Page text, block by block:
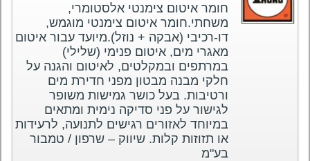
חומר איטום צימנטי אלסטומרי,
משחתי.חומר איטום צימנטי מוגמש,
דו-רכיבי (אבקה + נוזל).מיועד עבור איטום
מאגרי מים, איטום פנימי (שלילי)
במרתפים ובמקלטים, לאיטום והגנה על
חלקי מבנה מבטון מפני חדירת מים
ורטיבות. בעל כושר גמישות משופר
לגישור על פני סדיקה נימית ומתאים
במיוחד לאזורים רגישים לתנועה, לרעידות
או תזוזות קלות. שיווק – שרפון / טמבור
בע"מ